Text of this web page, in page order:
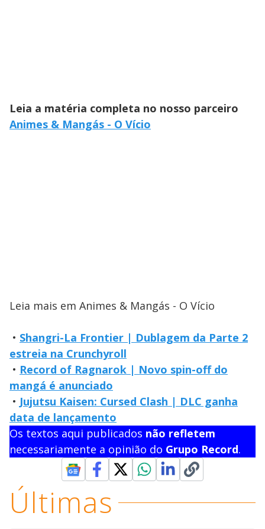
Leia a matéria completa no nosso parceiro
Animes & Mangás - O Vício
Leia mais em Animes & Mangás - O Vício
• Shangri-La Frontier | Dublagem da Parte 2
estreia na Crunchyroll
• Record of Ragnarok | Novo spin-off do
mangá é anunciado
• Jujutsu Kaisen: Cursed Clash | DLC ganha
data de lançamento
Os textos aqui publicados não refletem
necessariamente a opinião do Grupo Record.
Últimas